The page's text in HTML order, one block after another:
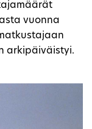
vuonna
arkipäiväistyi.